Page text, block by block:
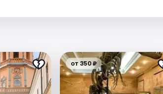
от 350 ₽